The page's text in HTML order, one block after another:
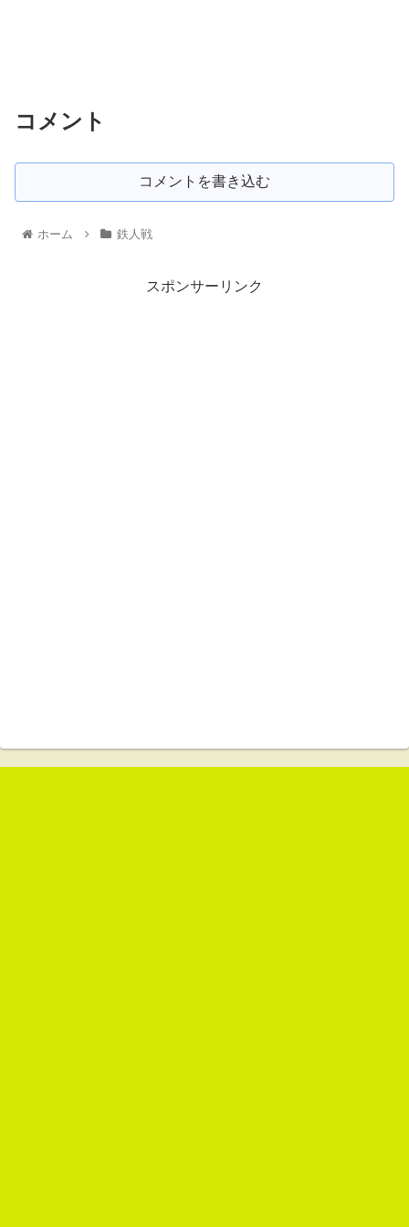
コメント
コメントを書き込む
ホーム 鉄人戦
スポンサーリンク